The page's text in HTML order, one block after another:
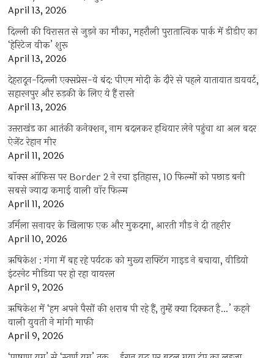
April 13, 2026
दिल्ली की विरासत से जुड़ने का मौका, महरौली पुरातात्विक पार्क में डीडीए का
‘हेरिटेज वीक’ शुरू
April 13, 2026
देहरादून-दिल्ली एक्सप्रेस-वे बंद: पीएम मोदी के दौरे से पहले यातायात डायवर्ट,
सहारनपुर और रुड़की के लिए ये हैं रास्ते
April 13, 2026
उत्तराखंड का आतंकी कनेक्शन, नाम बदलकर हथियार लेने पहुंचा था अल बदर
ऐजेंट रेहान मीर
April 11, 2026
बॉक्स ऑफिस पर Border 2 ने रचा इतिहास, 10 फिल्मों को पछाड़ बनी
सबसे ज्यादा कमाई वाली वॉर फिल्म
April 11, 2026
उर्मिला सनावर के खिलाफ एक और मुकदमा, आरती गौड़ ने दी तहरीर
April 10, 2026
ऋषिकेश : गंगा में बह रहे पर्यटक को मुख्य राफ्टिंग गाइड ने बचाया, वीडियो
इंटरनेट मीडिया पर हो रहा वायरल
April 9, 2026
ऋषिकेश में ‘हम अपने पैसों की शराब पी रहे हैं, तुम्हें क्या दिक्कत है…’ कहने
वाली युवती ने मांगी माफी
April 9, 2026